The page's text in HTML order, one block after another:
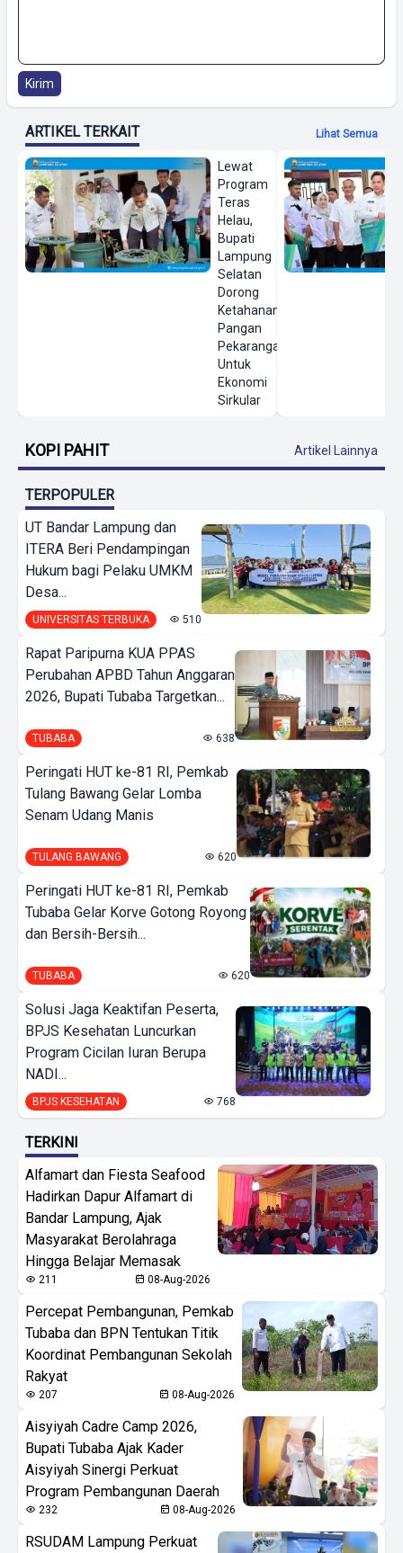
Kirim
ARTIKEL TERKAIT Lihat Semua
Lewat
Program
Teras
Helau,
Bupati
Lampung
Selatan
Dorong
Ketahanan
Pangan
Pekarangan
Untuk
Ekonomi
Sirkular
KOPI PAHIT Artikel Lainnya
TERPOPULER
UT Bandar Lampung dan
ITERA Beri Pendampingan
Hukum bagi Pelaku UMKM
Desa...
UNIVERSITAS TERBUKA 510
Rapat Paripurna KUA PPAS
Perubahan APBD Tahun Anggaran
2026, Bupati Tubaba Targetkan...
TUBABA 638
Peringati HUT ke-81 RI, Pemkab
Tulang Bawang Gelar Lomba
Senam Udang Manis
TULANG BAWANG 620
Peringati HUT ke-81 RI, Pemkab
Tubaba Gelar Korve Gotong Royong
dan Bersih-Bersih...
TUBABA 620
Solusi Jaga Keaktifan Peserta,
BPJS Kesehatan Luncurkan
Program Cicilan Iuran Berupa
NADI...
BPJS KESEHATAN 768
TERKINI
Alfamart dan Fiesta Seafood
Hadirkan Dapur Alfamart di
Bandar Lampung, Ajak
Masyarakat Berolahraga
Hingga Belajar Memasak
211 08-Aug-2026
Percepat Pembangunan, Pemkab
Tubaba dan BPN Tentukan Titik
Koordinat Pembangunan Sekolah
Rakyat
207 08-Aug-2026
Aisyiyah Cadre Camp 2026,
Bupati Tubaba Ajak Kader
Aisyiyah Sinergi Perkuat
Program Pembangunan Daerah
232 08-Aug-2026
RSUDAM Lampung Perkuat